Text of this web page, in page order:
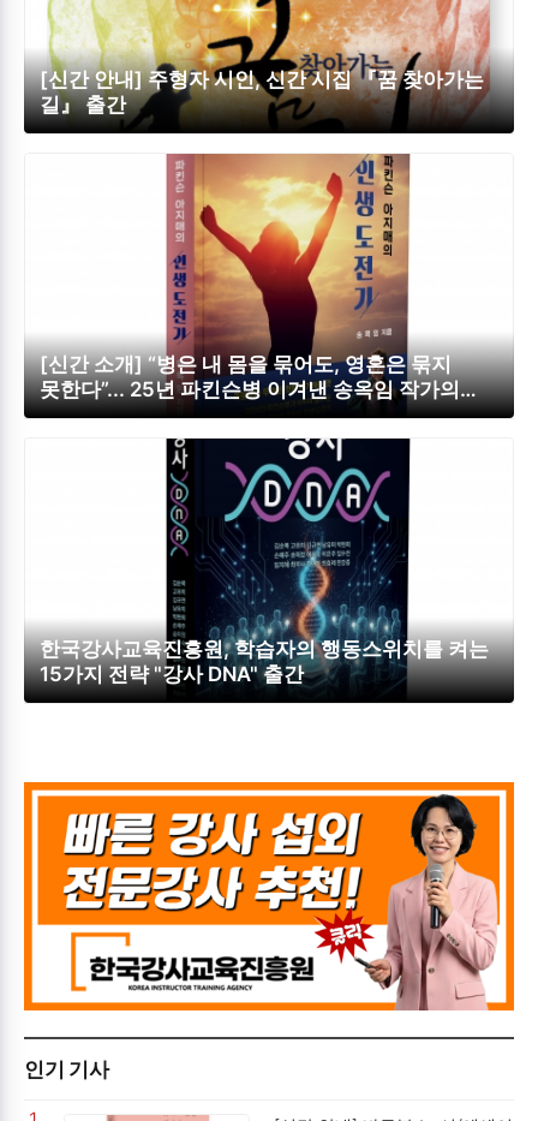
[신간 안내] 주형자 시인, 신간 시집 『꿈 찾아가는
길』 출간
[신간 소개] “병은 내 몸을 묶어도, 영혼은 묶지
못한다”... 25년 파킨슨병 이겨낸 송옥임 작가의
감동 실화
한국강사교육진흥원, 학습자의 행동스위치를 켜는
15가지 전략 "강사 DNA" 출간
인기 기사